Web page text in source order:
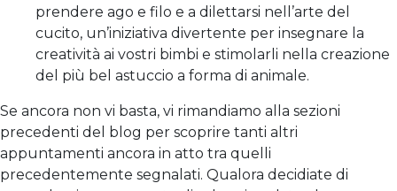
prendere ago e filo e a dilettarsi nell’arte del
cucito, un’iniziativa divertente per insegnare la
creatività ai vostri bimbi e stimolarli nella creazione
del più bel astuccio a forma di animale.
Se ancora non vi basta, vi rimandiamo alla sezioni
precedenti del blog per scoprire tanti altri
appuntamenti ancora in atto tra quelli
precedentemente segnalati. Qualora decidiate di